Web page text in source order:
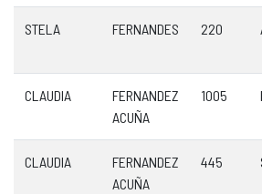
STELA FERNANDES 220
CLAUDIA
FERNANDEZ
ACUÑA
1005
CLAUDIA
FERNANDEZ
ACUÑA
445